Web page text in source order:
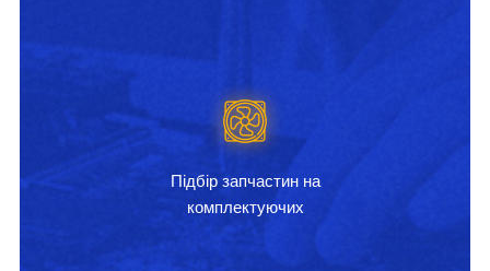
Підбір запчастин на
комплектуючих